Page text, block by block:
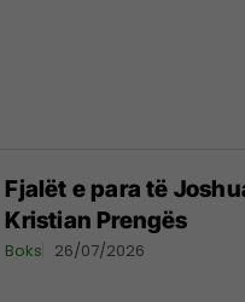
Fjalët e para të
Kristian Prengës
Boks 26/07/2026